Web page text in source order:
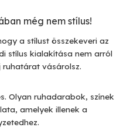
még nem stílus!
a stílust összekeveri az
stílus kialakítása nem arról
ruhatárat vásárolsz.
Olyan ruhadarabok, színek
amelyek illenek a